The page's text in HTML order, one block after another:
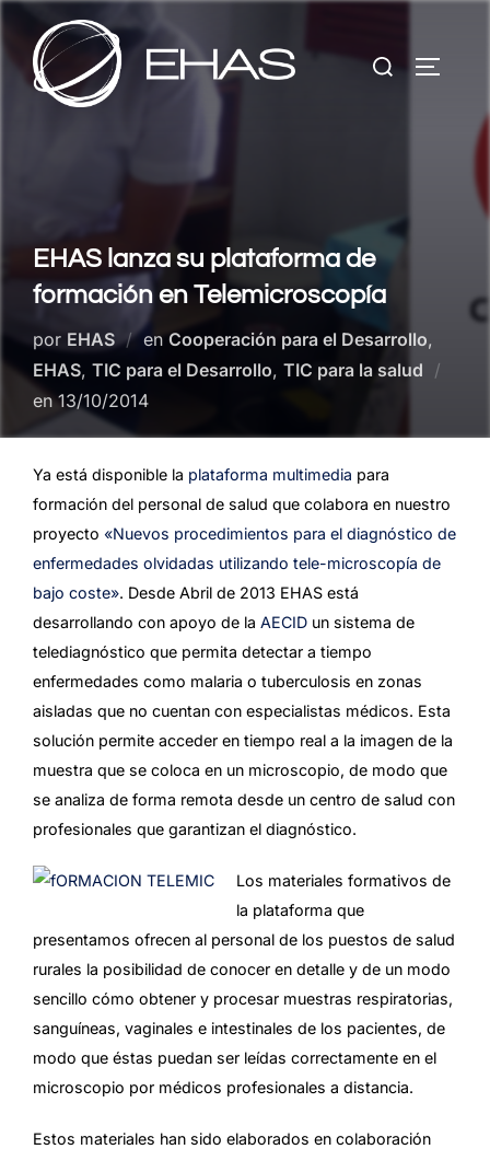
contenido
Buscar:
EHAS lanza su plataforma de
formación en Telemicroscopía
por EHAS enCooperación para el Desarrollo,
EHAS, TIC para el Desarrollo, TIC para la salud
enPublicado
13/10/2014
Ya está disponible la plataforma multimedia para
formación del personal de salud que colabora en nuestro
proyecto «Nuevos procedimientos para el diagnóstico de
enfermedades olvidadas utilizando tele-microscopía de
bajo coste». Desde Abril de 2013 EHAS está
desarrollando con apoyo de la AECID un sistema de
telediagnóstico que permita detectar a tiempo
enfermedades como malaria o tuberculosis en zonas
aisladas que no cuentan con especialistas médicos. Esta
solución permite acceder en tiempo real a la imagen de la
muestra que se coloca en un microscopio, de modo que
se analiza de forma remota desde un centro de salud con
profesionales que garantizan el diagnóstico.
Los materiales formativos de
la plataforma que
presentamos ofrecen al personal de los puestos de salud
rurales la posibilidad de conocer en detalle y de un modo
sencillo cómo obtener y procesar muestras respiratorias,
sanguíneas, vaginales e intestinales de los pacientes, de
modo que éstas puedan ser leídas correctamente en el
microscopio por médicos profesionales a distancia.
Estos materiales han sido elaborados en colaboración